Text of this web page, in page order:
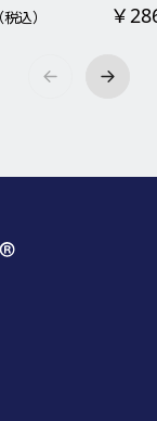
（税込） ￥